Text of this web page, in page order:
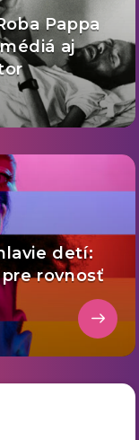
Pappa
aj
detí:
rovnosť